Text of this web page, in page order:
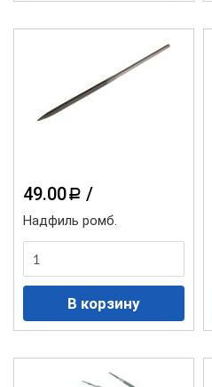
49.00 a /
Надфиль ромб.